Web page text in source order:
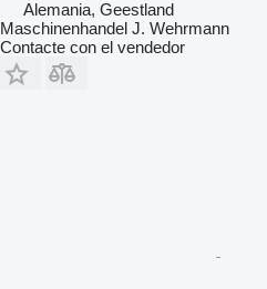
Alemania, Geestland
Maschinenhandel J. Wehrmann
Contacte con el vendedor